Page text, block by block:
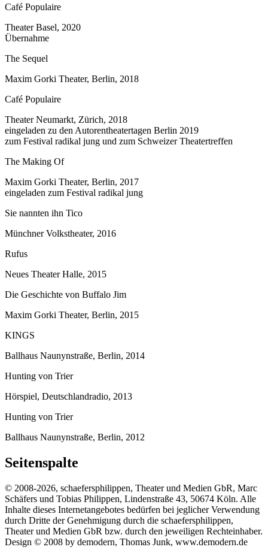
Café Populaire
Theater Basel, 2020
Übernahme
The Sequel
Maxim Gorki Theater, Berlin, 2018
Café Populaire
Theater Neumarkt, Zürich, 2018
eingeladen zu den Autorentheatertagen Berlin 2019
zum Festival radikal jung und zum Schweizer Theatertreffen
The Making Of
Maxim Gorki Theater, Berlin, 2017
eingeladen zum Festival radikal jung
Sie nannten ihn Tico
Münchner Volkstheater, 2016
Rufus
Neues Theater Halle, 2015
Die Geschichte von Buffalo Jim
Maxim Gorki Theater, Berlin, 2015
KINGS
Ballhaus Naunynstraße, Berlin, 2014
Hunting von Trier
Hörspiel, Deutschlandradio, 2013
Hunting von Trier
Ballhaus Naunynstraße, Berlin, 2012
Seitenspalte
© 2008-2026, schaefersphilippen, Theater und Medien GbR, Marc
Schäfers und Tobias Philippen, Lindenstraße 43, 50674 Köln. Alle
Inhalte dieses Internetangebotes bedürfen bei jeglicher Verwendung
durch Dritte der Genehmigung durch die schaefersphilippen,
Theater und Medien GbR bzw. durch den jeweiligen Rechteinhaber.
Design © 2008 by demodern, Thomas Junk, www.demodern.de